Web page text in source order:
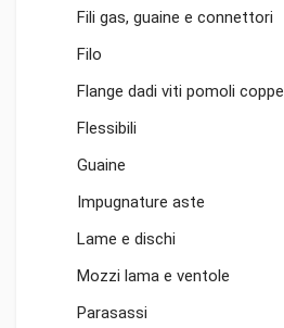
Fili gas, guaine e connettori
Filo
Flange dadi viti pomoli coppe
Flessibili
Guaine
Impugnature aste
Lame e dischi
Mozzi lama e ventole
Parasassi